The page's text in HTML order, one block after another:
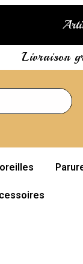
Livraison